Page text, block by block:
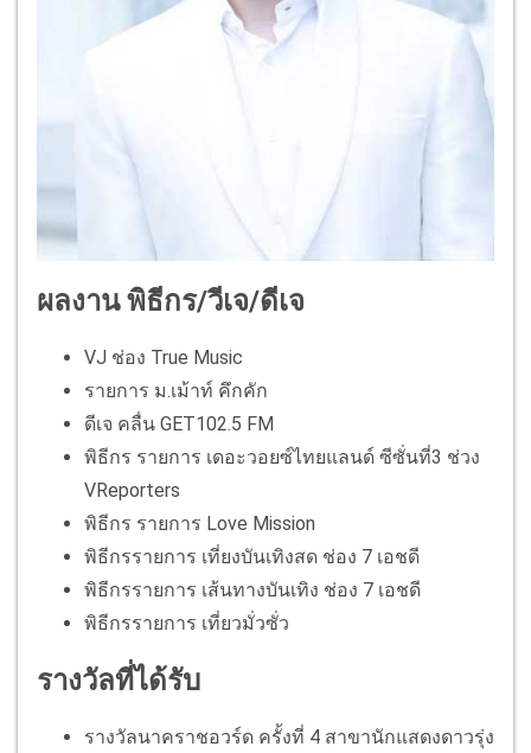
ผลงาน พิธีกร/วีเจ/ดีเจ
VJ ช่อง True Music
รายการ ม.เม้าท์ คึกคัก
ดีเจ คลื่น GET102.5 FM
พิธีกร รายการ เดอะวอยซ์ไทยแลนด์ ซีซั่นที่3 ช่วง
VReporters
พิธีกร รายการ Love Mission
พิธีกรรายการ เที่ยงบันเทิงสด ช่อง 7 เอชดี
พิธีกรรายการ เส้นทางบันเทิง ช่อง 7 เอชดี
พิธีกรรายการ เที่ยวมั่วซั่ว
รางวัลที่ได้รับ
รางวัลนาคราชอวร์ด ครั้งที่ 4 สาขานักแสดงดาวรุ่ง